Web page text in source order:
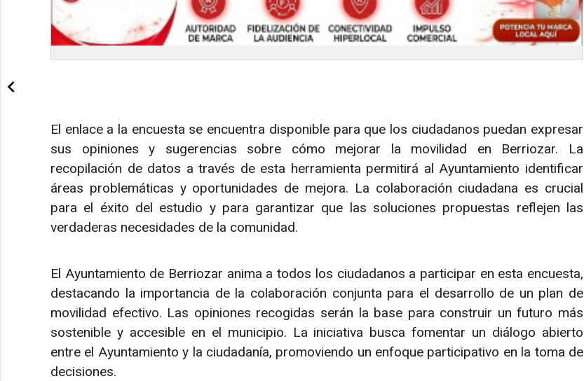
El enlace a la encuesta se encuentra disponible para que los ciudadanos puedan expresar
sus opiniones y sugerencias sobre cómo mejorar la movilidad en Berriozar. La
recopilación de datos a través de esta herramienta permitirá al Ayuntamiento identificar
áreas problemáticas y oportunidades de mejora. La colaboración ciudadana es crucial
para el éxito del estudio y para garantizar que las soluciones propuestas reflejen las
verdaderas necesidades de la comunidad.
El Ayuntamiento de Berriozar anima a todos los ciudadanos a participar en esta encuesta,
destacando la importancia de la colaboración conjunta para el desarrollo de un plan de
movilidad efectivo. Las opiniones recogidas serán la base para construir un futuro más
sostenible y accesible en el municipio. La iniciativa busca fomentar un diálogo abierto
entre el Ayuntamiento y la ciudadanía, promoviendo un enfoque participativo en la toma de
decisiones.